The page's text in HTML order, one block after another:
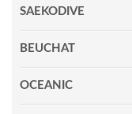
SAEKODIVE
BEUCHAT
OCEANIC